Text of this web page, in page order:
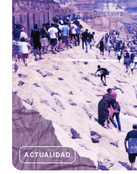
ACTUALIDAD